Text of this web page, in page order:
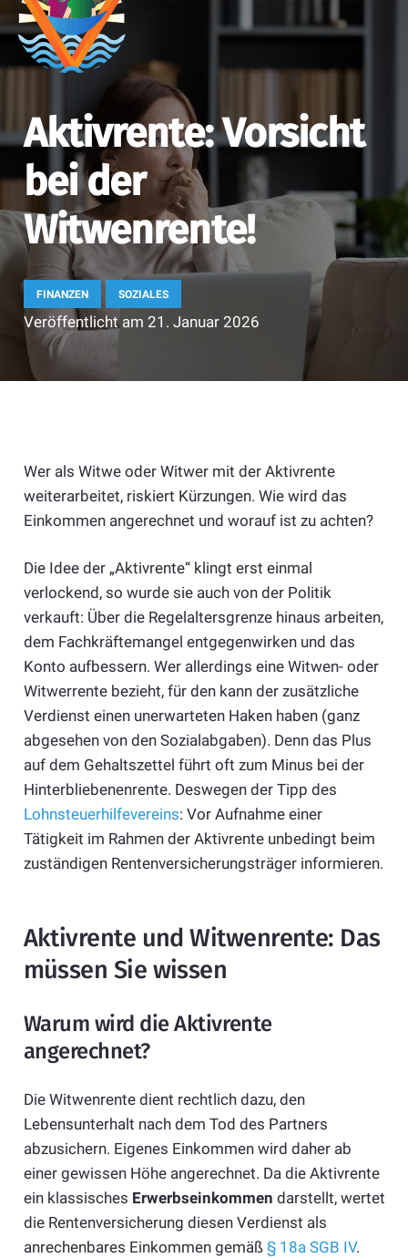
Aktivrente: Vorsicht
bei der
Witwenrente!
FINANZEN SOZIALES
Veröffentlicht am 21. Januar 2026
Wer als Witwe oder Witwer mit der Aktivrente
weiterarbeitet, riskiert Kürzungen. Wie wird das
Einkommen angerechnet und worauf ist zu achten?
Die Idee der „Aktivrente“ klingt erst einmal
verlockend, so wurde sie auch von der Politik
verkauft: Über die Regelaltersgrenze hinaus arbeiten,
dem Fachkräftemangel entgegenwirken und das
Konto aufbessern. Wer allerdings eine Witwen- oder
Witwerrente bezieht, für den kann der zusätzliche
Verdienst einen unerwarteten Haken haben (ganz
abgesehen von den Sozialabgaben). Denn das Plus
auf dem Gehaltszettel führt oft zum Minus bei der
Hinterbliebenenrente. Deswegen der Tipp des
Lohnsteuerhilfevereins: Vor Aufnahme einer
Tätigkeit im Rahmen der Aktivrente unbedingt beim
zuständigen Rentenversicherungsträger informieren.
Aktivrente und Witwenrente: Das
müssen Sie wissen
Warum wird die Aktivrente
angerechnet?
Die Witwenrente dient rechtlich dazu, den
Lebensunterhalt nach dem Tod des Partners
abzusichern. Eigenes Einkommen wird daher ab
einer gewissen Höhe angerechnet. Da die Aktivrente
ein klassisches Erwerbseinkommen darstellt, wertet
die Rentenversicherung diesen Verdienst als
anrechenbares Einkommen gemäß § 18a SGB IV.